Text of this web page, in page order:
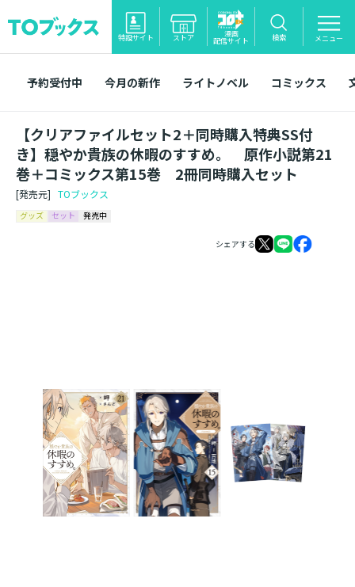
特設サイト ストア 漫画
配信サイト 検索 メニュー
予約受付中 今月の新作 ライトノベル コミックス
【クリアファイルセット2＋同時購入特典SS付
き】穏やか貴族の休暇のすすめ。 原作小説第21
巻＋コミックス第15巻 2冊同時購入セット
[発売元] TOブックス
グッズ セット 発売中
シェアする